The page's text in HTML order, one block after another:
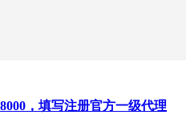
，填写注册官方一级代理